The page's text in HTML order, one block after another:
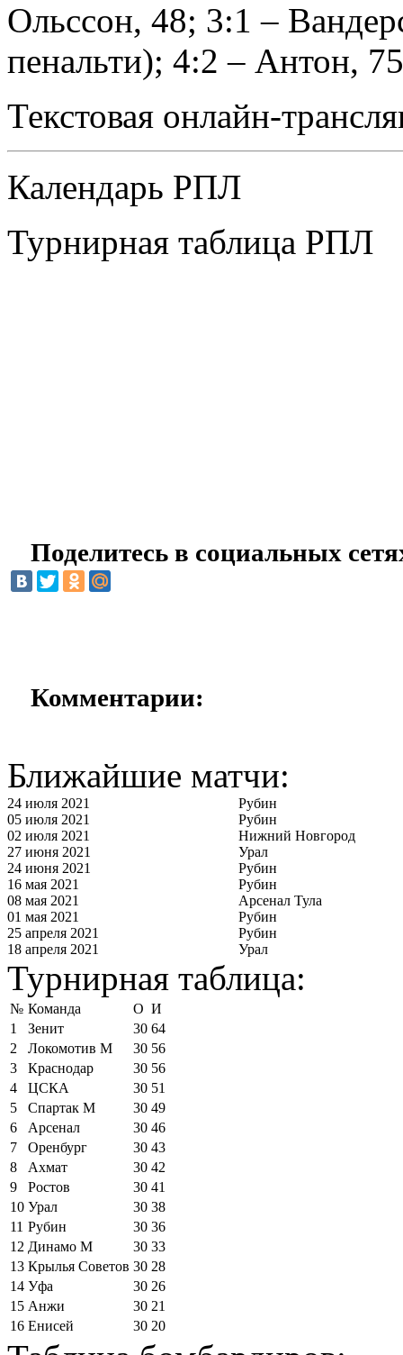
Ольссон, 48; 3:1 –
пенальти); 4:2 – Антон,
Текстовая онлайн-
Календарь РПЛ
Турнирная таблица РПЛ
Поделитесь в социальных
Комментарии:
Ближайшие матчи:
24 июля 2021
Рубин
05 июля 2021
Рубин
02 июля 2021
Нижний Новгород
27 июня 2021
Урал
24 июня 2021
Рубин
16 мая 2021
Рубин
08 мая 2021
Арсенал Тула
01 мая 2021
Рубин
25 апреля 2021
Рубин
18 апреля 2021
Урал
Турнирная таблица:
№ Команда О И
1
Зенит 30 64
2
Локомотив М 30 56
3
Краснодар 30 56
4
ЦСКА 30 51
5
Спартак М 30 49
6
Арсенал 30 46
7
Оренбург 30 43
8
Ахмат 30 42
9
Ростов 30 41
10 Урал 30 38
11 Рубин 30 36
12 Динамо М 30 33
13 Крылья Советов 30 28
14 Уфа 30 26
15 Анжи 30 21
16 Енисей 30 20